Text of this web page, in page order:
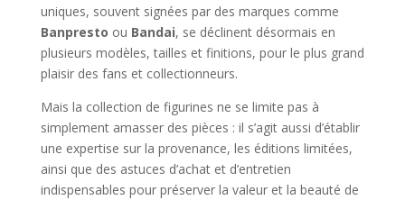
uniques, souvent signées par des marques comme
Banpresto ou Bandai, se déclinent désormais en
plusieurs modèles, tailles et finitions, pour le plus grand
plaisir des fans et collectionneurs.
Mais la collection de figurines ne se limite pas à
simplement amasser des pièces : il s’agit aussi d’établir
une expertise sur la provenance, les éditions limitées,
ainsi que des astuces d’achat et d’entretien
indispensables pour préserver la valeur et la beauté de